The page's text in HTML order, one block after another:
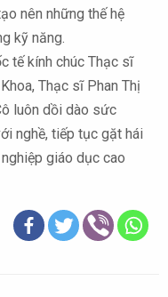
nên những thế hệ
kỹ năng.
tế kính chúc Thạc sĩ
Thạc sĩ Phan Thị
luôn dồi dào sức
nghề, tiếp tục gặt hái
giáo dục cao